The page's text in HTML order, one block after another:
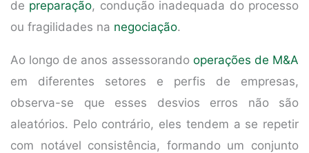
de preparação, condução inadequada do processo
ou fragilidades na negociação.
Ao longo de anos assessorando operações de M&A
em diferentes setores e perfis de empresas,
observa-se que esses desvios erros não são
aleatórios. Pelo contrário, eles tendem a se repetir
com notável consistência, formando um conjunto